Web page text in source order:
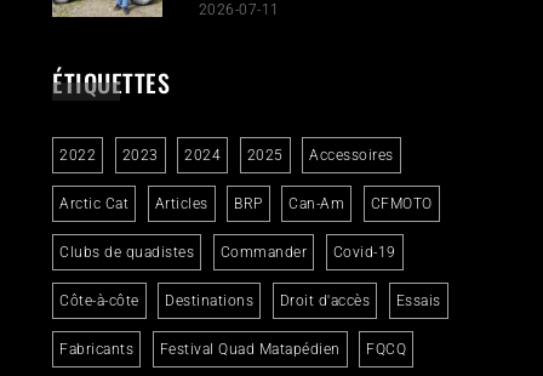
2026-07-11
ÉTIQUETTES
2022 2023 2024 2025 Accessoires
Arctic Cat Articles BRP Can-Am CFMOTO
Clubs de quadistes Commander Covid-19
Côte-à-côte Destinations Droit d'accès Essais
Fabricants Festival Quad Matapédien FQCQ